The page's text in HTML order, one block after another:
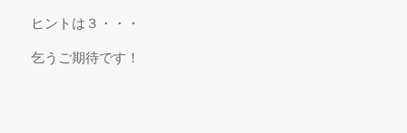
ヒントは３・・・
乞うご期待です！